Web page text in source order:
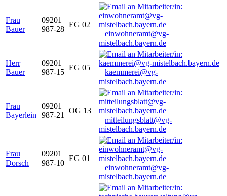
Frau
Bauer
09201
987-28
EG 02
einwohneramt@vg-
mistelbach.bayern.de
Herr
Bauer
09201
987-15
EG 05
kaemmerei@vg-
mistelbach.bayern.de
Frau
Bayerlein
09201
987-21
OG 13
mitteilungsblatt@vg-
mistelbach.bayern.de
Frau
Dorsch
09201
987-10
EG 01
einwohneramt@vg-
mistelbach.bayern.de